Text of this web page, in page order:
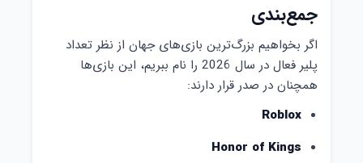
جمع‌بندی
اگر بخواهیم بزرگ‌ترین بازی‌های جهان از نظر تعداد
پلیر فعال در سال 2026 را نام ببریم، این بازی‌ها
همچنان در صدر قرار دارند:
Roblox
Honor of Kings